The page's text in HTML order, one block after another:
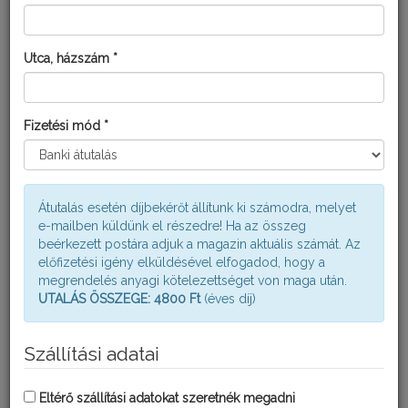
VETŐMAGVAK
A március aktuális bogyós termésű bokraink telepítésére és
időszak alatt növényeink egészségéről nehezebben tudunk
majd gondoskodni. Megbízható helyről származó, egészséges,
vírus és baktérium mentes, jó minőségű magvakat, hagymát,
vetőgumót stb. vásároljunk.
Fontos továbbá, hogy kártevőktől, kórokozóktól mentes talajban
neveljük növényeinket, ennek érdekében ha szükséges, vetés
előtt végezzünk talajfertőtlenítést. Ebben az időszakban lehet
elkezdeni az évelő és egynyári növények palántáinak nevelését.
Lehetőleg válasszunk palántaföldet ültető közegnek, viszont
nevelő edénynek szinte bármit használhatunk. Maradhatunk a
üdítős flakon stb...
DÍSZKERT és VIRÁGOSKERT
Utca, házszám *
Fizetési mód *
Átutalás esetén díjbekérőt állítunk ki számodra, melyet
e-mailben küldünk el részedre! Ha az összeg
beérkezett postára adjuk a magazin aktuális számát. Az
előfizetési igény elküldésével elfogadod, hogy a
megrendelés anyagi kötelezettséget von maga után.
UTALÁS ÖSSZEGE: 4800 Ft (éves díj)
Szállítási adatai
Eltérő szállítási adatokat szeretnék megadni